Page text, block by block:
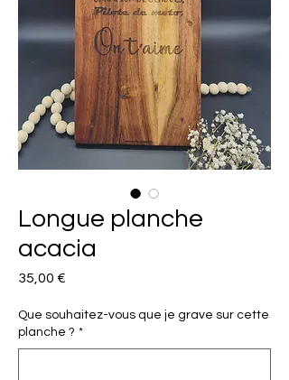
Longue planche
acacia
35,00 €
Que souhaitez-vous que je grave sur cette
planche ? *